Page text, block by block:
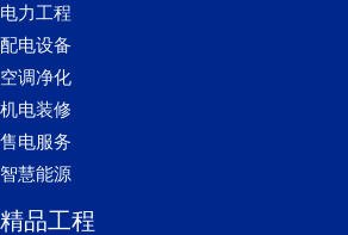
电力工程
配电设备
空调净化
机电装修
售电服务
智慧能源
精品工程